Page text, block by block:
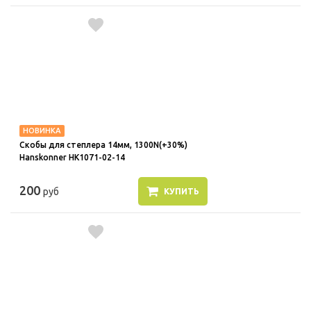
НОВИНКА
Скобы для степлера 14мм, 1300N(+30%)
Hanskonner HK1071-02-14
200 руб КУПИТЬ